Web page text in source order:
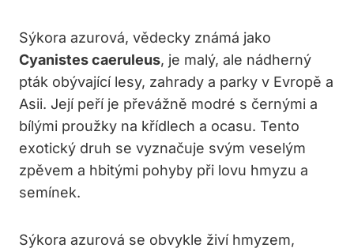
Sýkora azurová, vědecky známá jako
Cyanistes caeruleus, je malý, ale nádherný
pták obývající lesy, zahrady a parky v Evropě a
Asii. Její peří je převážně modré s černými a
bílými proužky na křídlech a ocasu. Tento
exotický druh se vyznačuje svým veselým
zpěvem a hbitými pohyby při lovu hmyzu a
semínek.
Sýkora azurová se obvykle živí hmyzem,